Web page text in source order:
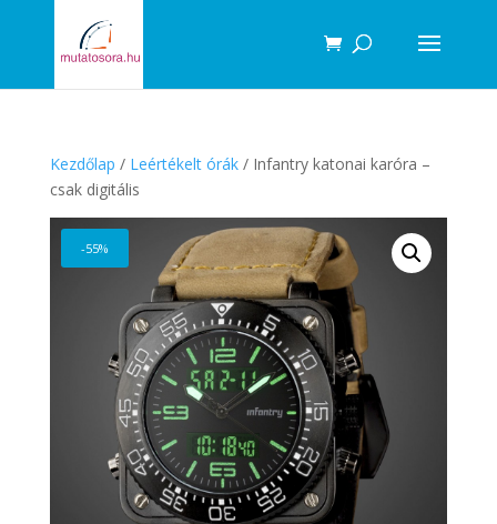
Kezdőlap / Leértékelt órák/ Infantry katonai karóra –
csak digitális
-55%